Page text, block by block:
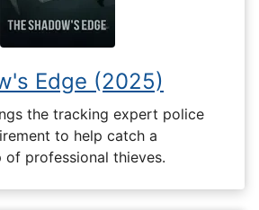
Edge (2025)
the tracking expert police
to help catch a
of professional thieves.